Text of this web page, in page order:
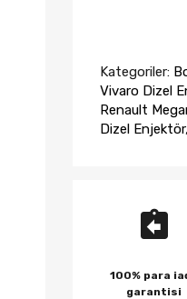
Kategoriler:
Vivaro Dizel
Renault
Dizel Enjektör,
100% para
garantisi